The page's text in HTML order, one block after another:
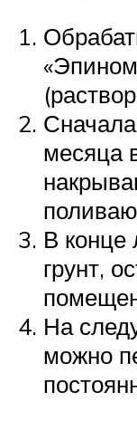
месяца
В конце
грунт,
На
можно